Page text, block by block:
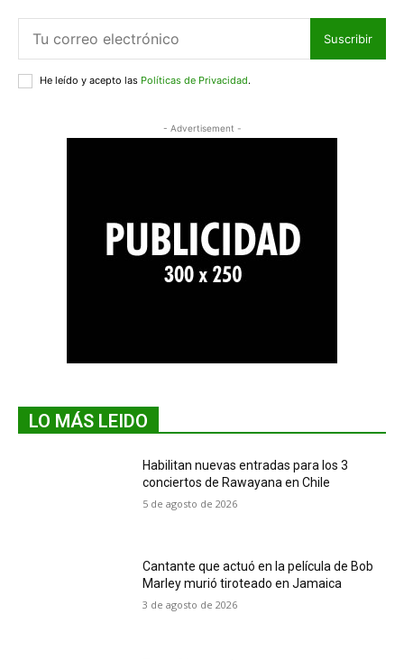
Suscribir
He leído y acepto las Políticas de Privacidad.
- Advertisement -
LO MÁS LEIDO
Habilitan nuevas entradas para los 3
conciertos de Rawayana en Chile
5 de agosto de 2026
Cantante que actuó en la película de Bob
Marley murió tiroteado en Jamaica
3 de agosto de 2026